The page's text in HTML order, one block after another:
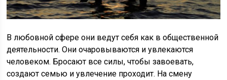
В любовной сфере они ведут себя как в общественной
деятельности. Они очаровываются и увлекаются
человеком. Бросают все силы, чтобы завоевать,
создают семью и увлечение проходит. На смену